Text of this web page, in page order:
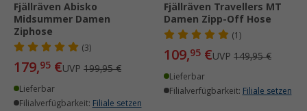
Fjällräven Abisko
Midsummer Damen
Ziphose
(3)
179,95 €UVP 199,95 €
Lieferbar
Filialverfügbarkeit: Filiale setzen
Fjällräven Travellers MT
Damen Zipp-Off Hose
(1)
109,95 €UVP 149,95 €
Lieferbar
Filialverfügbarkeit: Filiale setzen